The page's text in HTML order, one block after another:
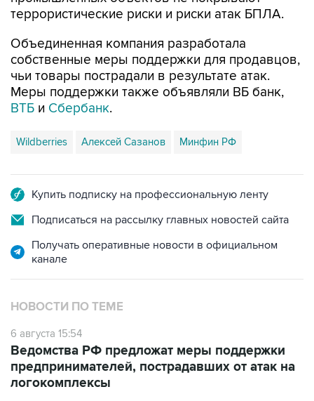
террористические риски и риски атак БПЛА.
Объединенная компания разработала
собственные меры поддержки для продавцов,
чьи товары пострадали в результате атак.
Меры поддержки также объявляли ВБ банк,
ВТБ и Сбербанк.
Wildberries Алексей Сазанов Минфин РФ
Купить подписку на профессиональную ленту
Подписаться на рассылку главных новостей сайта
Получать оперативные новости в официальном
канале
НОВОСТИ ПО ТЕМЕ
6 августа 15:54
Ведомства РФ предложат меры поддержки
предпринимателей, пострадавших от атак на
логокомплексы